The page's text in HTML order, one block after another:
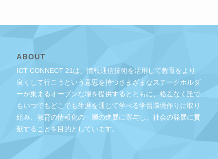
ABOUT
ICT CONNECT 21は、情報通信技術を活用して教育をより
良くして行こうという意思を持つさまざまなステークホルダ
ーが集まるオープンな場を提供するとともに、格差なく誰で
もいつでもどこでも生涯を通じて学べる学習環境作りに取り
組み、教育の情報化の一層の進展に寄与し、社会の発展に貢
献することを目的としています。